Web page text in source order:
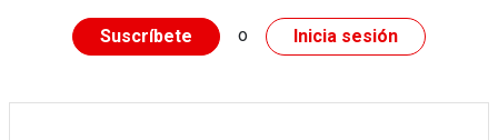
Suscríbete o Inicia sesión